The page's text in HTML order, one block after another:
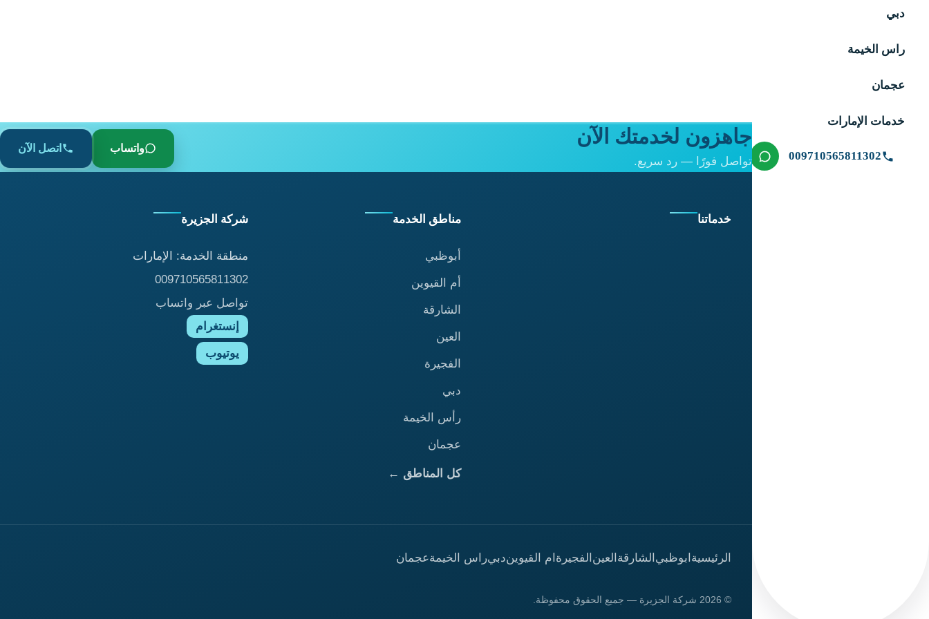
دبي
راس الخيمة
عجمان
خدمات الإمارات
009710565811302
جاهزون لخدمتك الآن
تواصل فورًا — رد سريع.
واتساب اتصل الآن
خدماتنا مناطق الخدمة
أبوظبي
أم القيوين
الشارقة
العين
الفجيرة
دبي
رأس الخيمة
عجمان
كل المناطق ←
شركة الجزيرة
منطقة الخدمة: الإمارات
009710565811302
تواصل عبر واتساب
إنستغرام
يوتيوب
الرئيسية ابوظبي الشارقة العين الفجيرة ام القيويندبيراس الخيمةعجمان
© 2026 شركة الجزيرة — جميع الحقوق محفوظة.